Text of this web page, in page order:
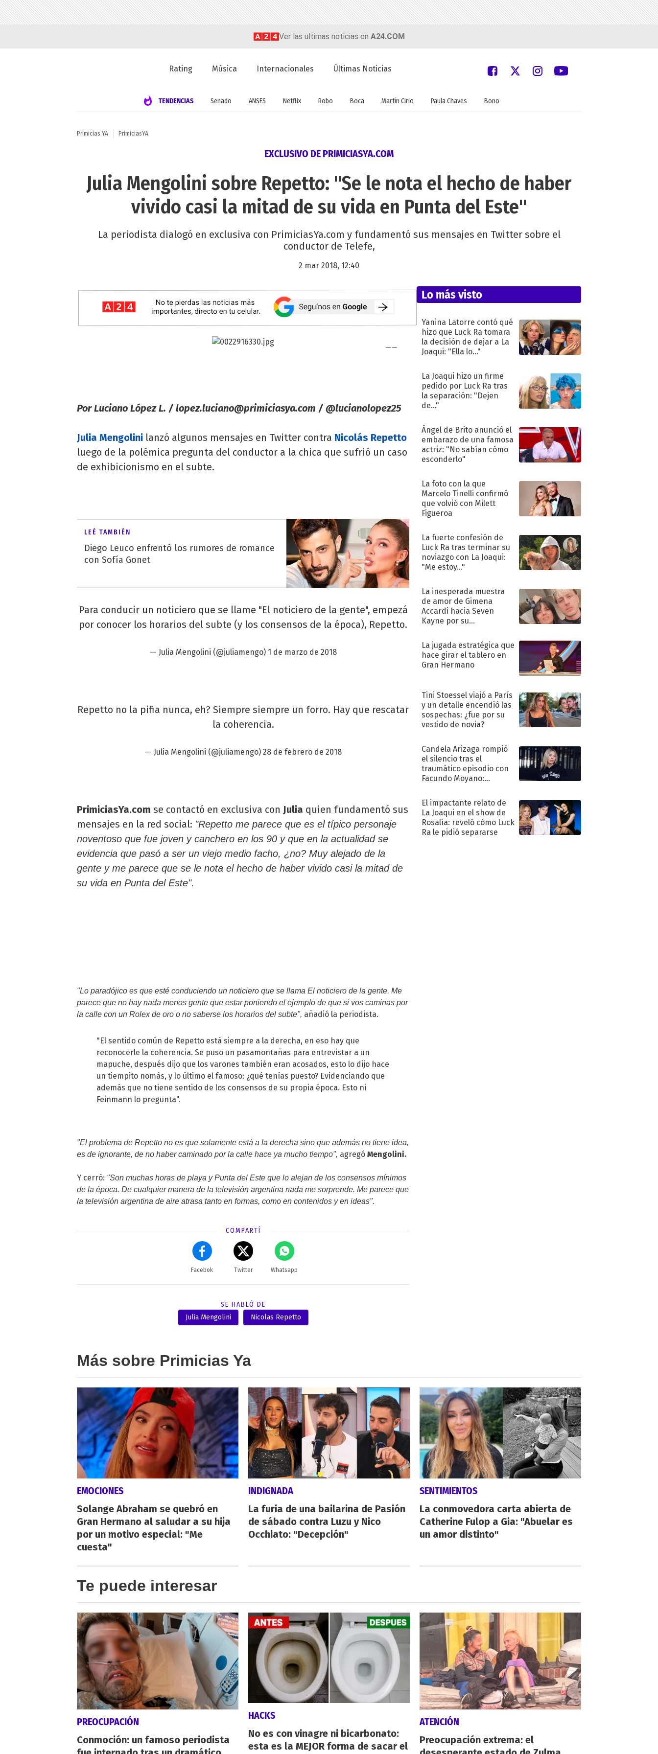
Ver las ultimas noticias en A24.COM
Rating Música Internacionales Últimas Noticias
TENDENCIAS Senado ANSES Netflix Robo Boca Martín Cirio Paula Chaves Bono
Primicias YA PrimiciasYA
EXCLUSIVO DE PRIMICIASYA.COM
Julia Mengolini sobre Repetto: "Se le nota el hecho de haber
vivido casi la mitad de su vida en Punta del Este"
La periodista dialogó en exclusiva con PrimiciasYa.com y fundamentó sus mensajes en Twitter sobre el
conductor de Telefe,
2 mar 2018, 12:40
Por Luciano López L. / lopez.luciano@primiciasya.com / @lucianolopez25
Julia Mengolini lanzó algunos mensajes en Twitter contra Nicolás Repetto
luego de la polémica pregunta del conductor a la chica que sufrió un caso
de exhibicionismo en el subte.
LEÉ TAMBIÉN
Diego Leuco enfrentó los rumores de romance
con Sofía Gonet
Para conducir un noticiero que se llame "El noticiero de la gente", empezá
por conocer los horarios del subte (y los consensos de la época), Repetto.
— Julia Mengolini (@juliamengo) 1 de marzo de 2018
Repetto no la pifia nunca, eh? Siempre siempre un forro. Hay que rescatar
la coherencia.
— Julia Mengolini (@juliamengo) 28 de febrero de 2018
PrimiciasYa.com se contactó en exclusiva con Julia quien fundamentó sus
mensajes en la red social: "Repetto me parece que es el típico personaje
noventoso que fue joven y canchero en los 90 y que en la actualidad se
evidencia que pasó a ser un viejo medio facho, ¿no? Muy alejado de la
gente y me parece que se le nota el hecho de haber vivido casi la mitad de
su vida en Punta del Este".
"Lo paradójico es que esté conduciendo un noticiero que se llama El noticiero de la gente. Me
parece que no hay nada menos gente que estar poniendo el ejemplo de que si vos caminas por
la calle con un Rolex de oro o no saberse los horarios del subte", añadió la periodista.
"El sentido común de Repetto está siempre a la derecha, en eso hay que
reconocerle la coherencia. Se puso un pasamontañas para entrevistar a un
mapuche, después dijo que los varones también eran acosados, esto lo dijo hace
un tiempito nomás, y lo último el famoso: ¿qué tenías puesto? Evidenciando que
además que no tiene sentido de los consensos de su propia época. Esto ni
Feinmann lo pregunta".
"El problema de Repetto no es que solamente está a la derecha sino que además no tiene idea,
es de ignorante, de no haber caminado por la calle hace ya mucho tiempo", agregó Mengolini.
Y cerró: "Son muchas horas de playa y Punta del Este que lo alejan de los consensos mínimos
de la época. De cualquier manera de la televisión argentina nada me sorprende. Me parece que
la televisión argentina de aire atrasa tanto en formas, como en contenidos y en ideas".
COMPARTÍ
Facebok Twitter Whatsapp
SE HABLÓ DE
Julia Mengolini
Nicolas Repetto
Lo más visto
Yanina Latorre contó qué
hizo que Luck Ra tomara
la decisión de dejar a La
Joaqui: "Ella lo..."
La Joaqui hizo un firme
pedido por Luck Ra tras
la separación: "Dejen
de..."
Ángel de Brito anunció el
embarazo de una famosa
actriz: "No sabían cómo
esconderlo"
La foto con la que
Marcelo Tinelli confirmó
que volvió con Milett
Figueroa
La fuerte confesión de
Luck Ra tras terminar su
noviazgo con La Joaqui:
"Me estoy..."
La inesperada muestra
de amor de Gimena
Accardi hacia Seven
Kayne por su
La jugada estratégica que
hace girar el tablero en
Gran Hermano
Tini Stoessel viajó a París
y un detalle encendió las
sospechas: ¿fue por su
vestido de novia?
Candela Arizaga rompió
el silencio tras el
traumático episodio con
Facundo Moyano:
El impactante relato de
La Joaqui en el show de
Rosalía: reveló cómo Luck
Ra le pidió separarse
Más sobre Primicias Ya
EMOCIONES
Solange Abraham se quebró en
Gran Hermano al saludar a su hija
por un motivo especial: "Me
cuesta"
INDIGNADA
La furia de una bailarina de Pasión
de sábado contra Luzu y Nico
Occhiato: "Decepción"
SENTIMIENTOS
La conmovedora carta abierta de
Catherine Fulop a Gia: "Abuelar es
un amor distinto"
Te puede interesar
PREOCUPACIÓN
Conmoción: un famoso periodista
HACKS
No es con vinagre ni bicarbonato:
esta es la MEJOR forma de sacar el
ATENCIÓN
Preocupación extrema: el